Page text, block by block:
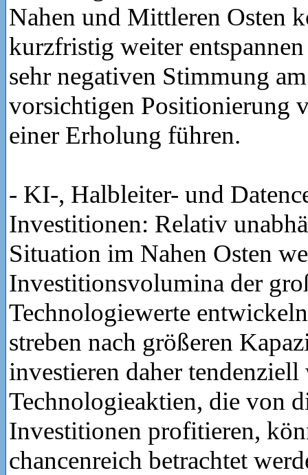
Nahen und Mittleren Osten
kurzfristig weiter
sehr negativen Stimmung
vorsichtigen Positionierung
einer Erholung führen.
- KI-, Halbleiter- und
Investitionen: Relativ
Situation im Nahen Osten
Investitionsvolumina der
Technologiewerte
streben nach größeren
investieren daher
Technologieaktien, die von
Investitionen profitieren,
chancenreich betrachtet